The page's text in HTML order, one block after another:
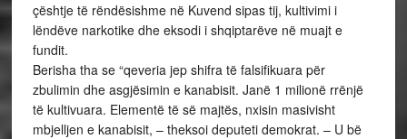
çështje të rëndësishme në Kuvend sipas tij, kultivimi i
lëndëve narkotike dhe eksodi i shqiptarëve në muajt e
fundit.
Berisha tha se “qeveria jep shifra të falsifikuara për
zbulimin dhe asgjësimin e kanabisit. Janë 1 milionë rrënjë
të kultivuara. Elementë të së majtës, nxisin masivisht
mbjelljen e kanabisit, – theksoi deputeti demokrat. – U bë